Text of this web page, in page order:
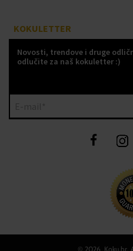
KOKULETTER
Novosti, trendove i druge
odlučite za naš kokuletter :)
© 2026 Koku.hr,